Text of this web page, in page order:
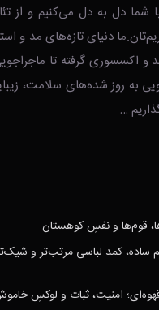
شما دل به دل می‌کنیم و از
دنیای تازه‌های مد و
و اکسسوری گرفته تا
به روز شده‌های سلامت،
…
قوم‌ها و نفسِ کوهستان
ساده، کمد لباسی مرتب‌تر و
امنیت، ثبات و لوکسِ